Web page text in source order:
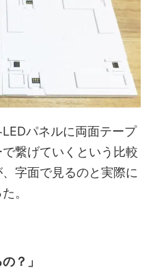
パネルに両面テープ
繋げていくという比較
字面で見るのと実際に
。
？」